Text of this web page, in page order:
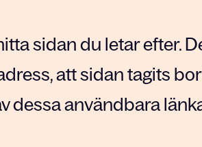
sidan du letar efter.
att sidan tagits
dessa användbara